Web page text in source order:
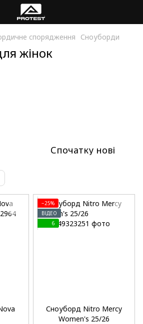
спорядження Сноуборди
жінок
Спочатку нові
−25%
ВІДЕО
6
Сноуборд Nitro Mercy
Women's 25/26